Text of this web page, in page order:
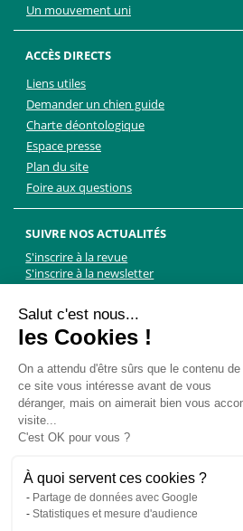
Un mouvement uni
ACCÈS DIRECTS
Liens utiles
Demander un chien guide
Charte déontologique
Espace presse
Plan du site
Foire aux questions
SUIVRE NOS ACTUALITÉS
S'inscrire à la revue
S'inscrire à la newsletter
NOUS CONTACTER
Les Chiens Guides d'aveugles - FFAC
71 rue de Bagnolet, 75020 Paris
01 44 64 89 89
Formulaire de contact
Pour les demandes presse, contactez
martin.kolle@lobbycom.fr
06 89 70 17 51
Salut c'est nous...
les Cookies !
On a attendu d'être sûrs que le contenu de
ce site vous intéresse avant de vous
déranger, mais on aimerait bien vous
visite...
C'est OK pour vous ?
À quoi servent ces cookies ?
Partage de données avec Google
Statistiques et mesure d'audience